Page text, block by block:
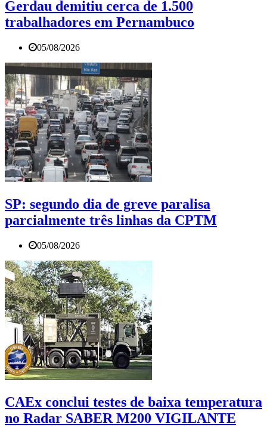
Gerdau demitiu cerca de 1.500
trabalhadores em Pernambuco
05/08/2026
SP: segundo dia de greve paralisa
parcialmente três linhas da CPTM
05/08/2026
CAEx conclui testes de baixa temperatura
no Radar SABER M200 VIGILANTE